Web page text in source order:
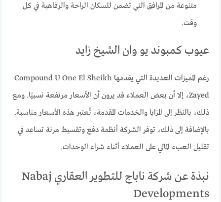
متنوعة من المرافق التي تضمن للسكان الراحة والرفاهية في كل
وقت.
عيوب كمبوند يو وان الشيخ زايد
رغم المميزات العديدة التي يقدمها Compound U One El Sheikh
Zayed، إلا أن بعض العملاء قد يرون أن الأسعار مرتفعة نسبيًا. ومع
ذلك، بالنظر إلى المزايا والخدمات المقدمة، تُعتبر هذه الأسعار مناسبة.
بالإضافة إلى ذلك، توفر الشركة أنظمة دفع وتقسيط مرنة تساعد في
تقليل العبء المالي على العملاء أثناء شراء الوحدات.
نبذة عن شركة ناباج للتطوير العقاري Nabaj
Developments